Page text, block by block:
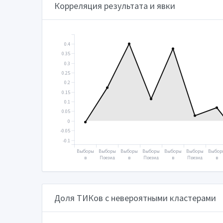
Корреляция результата и явки
Выборы
в
рствен
думу
Выборы
Презид
2004
Выборы
в
рствен
думу
Выборы
Презид
2008
Выборы
в
рствен
думу
Выборы
Презид
2012
в
думу
-0.1
-0.05
0
0.05
0.1
0.15
0.2
0.25
0.3
0.35
0.4
Доля ТИКов с невероятными кластерами